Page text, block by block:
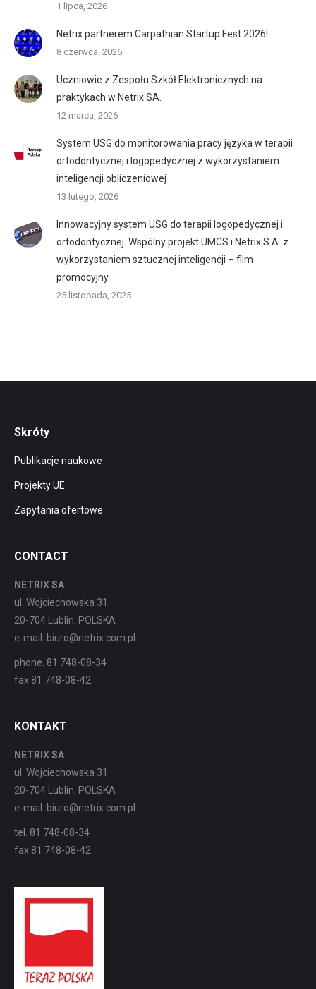
1 lipca, 2026
Netrix partnerem Carpathian Startup Fest 2026!
8 czerwca, 2026
Uczniowie z Zespołu Szkół Elektronicznych na
praktykach w Netrix SA.
12 marca, 2026
System USG do monitorowania pracy języka w terapii
ortodontycznej i logopedycznej z wykorzystaniem
inteligencji obliczeniowej
13 lutego, 2026
Innowacyjny system USG do terapii logopedycznej i
ortodontycznej. Wspólny projekt UMCS i Netrix S.A. z
wykorzystaniem sztucznej inteligencji – film
promocyjny
25 listopada, 2025
Skróty
Publikacje naukowe
Projekty UE
Zapytania ofertowe
CONTACT
NETRIX SA
ul. Wojciechowska 31
20-704 Lublin, POLSKA
e-mail: biuro@netrix.com.pl
phone. 81 748-08-34
fax 81 748-08-42
KONTAKT
NETRIX SA
ul. Wojciechowska 31
20-704 Lublin, POLSKA
e-mail: biuro@netrix.com.pl
tel. 81 748-08-34
fax 81 748-08-42